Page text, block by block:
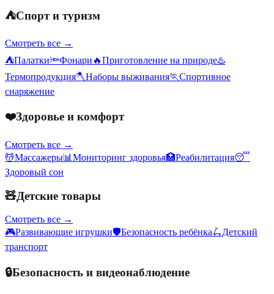
⛺Спорт и туризм
Смотреть все →
⛺Палатки🔦Фонари 🔥Приготовление на природе♨️
Термопродукция🪓Наборы выживания🏃Спортивное
снаряжение
❤️Здоровье и комфорт
Смотреть все →
💆Массажеры📊 Мониторинг здоровья🏥Реабилитация😴
Здоровый сон
🧸Детские товары
Смотреть все →
🎮Развивающие игрушки🛡️Безопасность ребёнка🛴Детский
транспорт
🔒Безопасность и видеонаблюдение